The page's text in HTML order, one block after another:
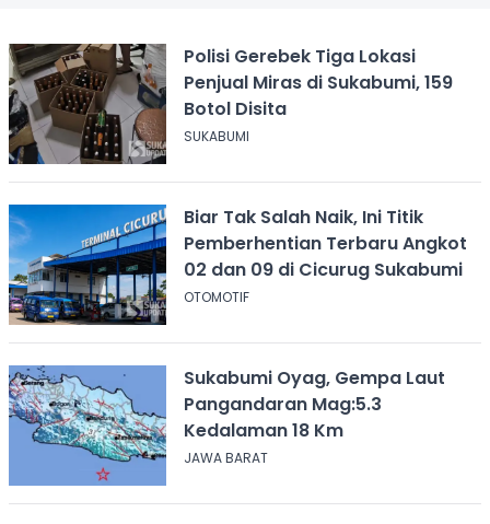
Polisi Gerebek Tiga Lokasi
Penjual Miras di Sukabumi, 159
Botol Disita
SUKABUMI
Biar Tak Salah Naik, Ini Titik
Pemberhentian Terbaru Angkot
02 dan 09 di Cicurug Sukabumi
OTOMOTIF
Sukabumi Oyag, Gempa Laut
Pangandaran Mag:5.3
Kedalaman 18 Km
JAWA BARAT